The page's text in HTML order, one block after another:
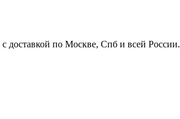
с доставкой по Москве, Спб и всей